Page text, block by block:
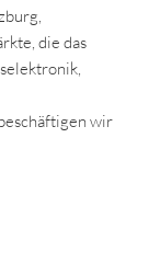
die das
wir